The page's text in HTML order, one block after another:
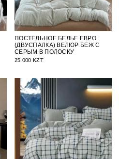
ПОСТЕЛЬНОЕ БЕЛЬЕ ЕВРО
(ДВУСПАЛКА) ВЕЛЮР БЕЖ С
СЕРЫМ В ПОЛОСКУ
25 000 KZT